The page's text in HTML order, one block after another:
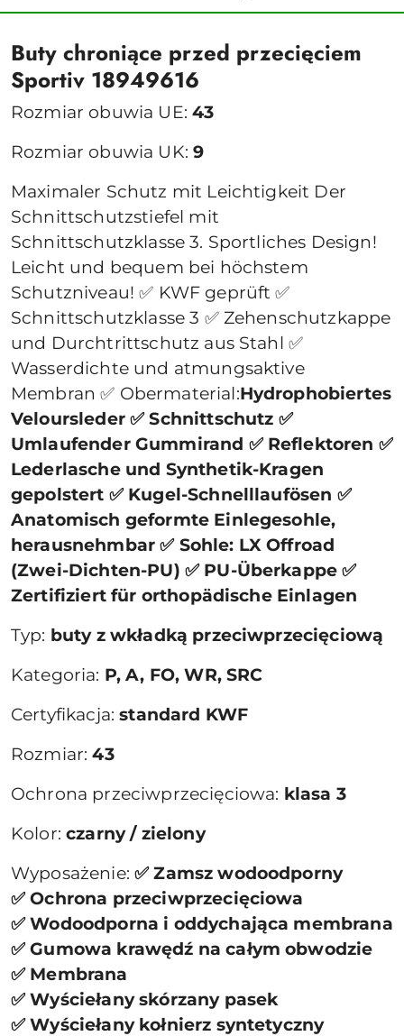
Buty chroniące przed przecięciem
Sportiv 18949616
Rozmiar obuwia UE:43
Rozmiar obuwia UK:9
Maximaler Schutz mit Leichtigkeit Der
Schnittschutzstiefel mit
Schnittschutzklasse 3. Sportliches Design!
Leicht und bequem bei höchstem
Schutzniveau! ✅ KWF geprüft ✅
Schnittschutzklasse 3 ✅ Zehenschutzkappe
und Durchtrittschutz aus Stahl ✅
Wasserdichte und atmungsaktive
Membran ✅ Obermaterial:Hydrophobiertes
Veloursleder ✅ Schnittschutz ✅
Umlaufender Gummirand ✅ Reflektoren ✅
Lederlasche und Synthetik-Kragen
gepolstert ✅ Kugel-Schnelllaufösen ✅
Anatomisch geformte Einlegesohle,
herausnehmbar ✅ Sohle: LX Offroad
(Zwei-Dichten-PU) ✅ PU-Überkappe ✅
Zertifiziert für orthopädische Einlagen
Typ: buty z wkładką przeciwprzecięciową
Kategoria: P, A, FO, WR, SRC
Certyfikacja:standard KWF
Rozmiar:43
Ochrona przeciwprzecięciowa: klasa 3
Kolor:czarny / zielony
Wyposażenie:✅ Zamsz wodoodporny
✅ Ochrona przeciwprzecięciowa
✅ Wodoodporna i oddychająca membrana
✅ Gumowa krawędź na całym obwodzie
✅ Membrana
✅ Wyściełany skórzany pasek
✅ Wyściełany kołnierz syntetyczny